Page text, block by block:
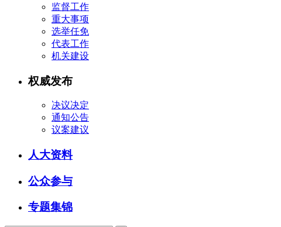
监督工作
重大事项
选举任免
代表工作
机关建设
权威发布
决议决定
通知公告
议案建议
人大资料
公众参与
专题集锦